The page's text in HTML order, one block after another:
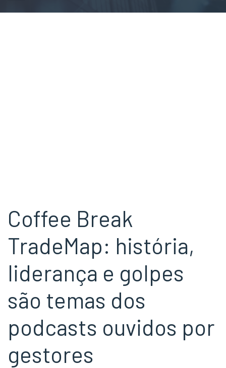
Coffee Break
TradeMap: história,
liderança e golpes
são temas dos
podcasts ouvidos por
gestores